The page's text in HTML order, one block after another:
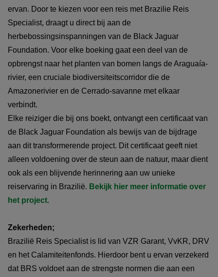
ervan. Door te kiezen voor een reis met Brazilie Reis
Specialist, draagt u direct bij aan de
herbebossingsinspanningen van de Black Jaguar
Foundation. Voor elke boeking gaat een deel van de
opbrengst naar het planten van bomen langs de Araguaía-
rivier, een cruciale biodiversiteitscorridor die de
Amazonerivier en de Cerrado-savanne met elkaar
verbindt.
Elke reiziger die bij ons boekt, ontvangt een certificaat van
de Black Jaguar Foundation als bewijs van de bijdrage
aan dit transformerende project. Dit certificaat geeft niet
alleen voldoening over de steun aan de natuur, maar dient
ook als een blijvende herinnering aan uw unieke
reiservaring in Brazilië. Bekijk hier meer informatie over
het project.
Zekerheden;
Brazilië Reis Specialist is lid van VZR Garant, VvKR, DRV
en het Calamiteitenfonds. Hierdoor bent u ervan verzekerd
dat BRS voldoet aan de strengste normen die aan een